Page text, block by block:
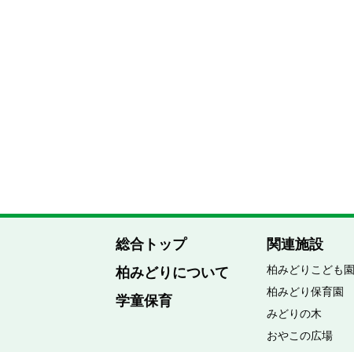
総合トップ
柏みどりについて
学童保育
関連施設
柏みどりこども園
柏みどり保育園
みどりの木
おやこの広場